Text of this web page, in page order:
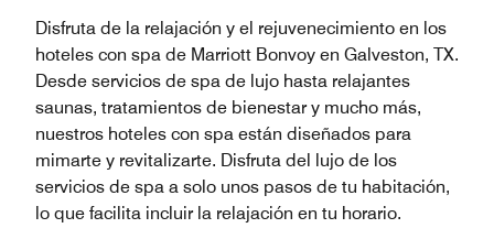
Disfruta de la relajación y el rejuvenecimiento en los
hoteles con spa de Marriott Bonvoy en Galveston, TX.
Desde servicios de spa de lujo hasta relajantes
saunas, tratamientos de bienestar y mucho más,
nuestros hoteles con spa están diseñados para
mimarte y revitalizarte. Disfruta del lujo de los
servicios de spa a solo unos pasos de tu habitación,
lo que facilita incluir la relajación en tu horario.